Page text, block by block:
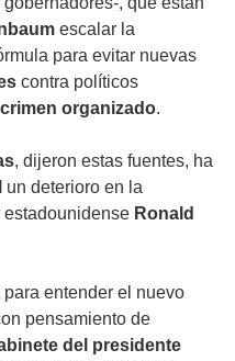
escalar la
para evitar nuevas
contra políticos
crimen organizado.
, dijeron estas fuentes, ha
un deterioro en la
Ronald
entender el nuevo
pensamiento de
del presidente